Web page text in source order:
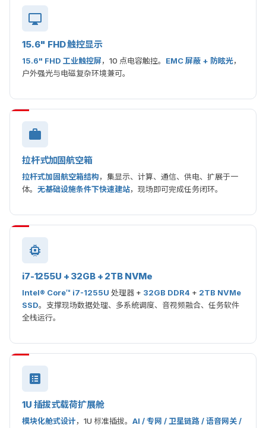
15.6" FHD 触控显示
15.6" FHD 工业触控屏，10 点电容触控。 EMC 屏蔽 + 防眩光，
户外强光与电磁复杂环境兼可。
拉杆式加固航空箱
拉杆式加固航空箱结构，集显示、计算、通信、供电、扩展于一
体。 无基础设施条件下快速建站，现场即可完成任务闭环。
i7-1255U + 32GB + 2TB NVMe
Intel® Core™ i7-1255U 处理器 + 32GB DDR4 + 2TB NVMe
SSD。支撑现场数据处理、多系统调度、音视频融合、任务软件
全栈运行。
1U 插拔式载荷扩展舱
模块化舱式设计，1U 标准插拔。 AI / 专网 / 卫星链路 / 语音网关 /